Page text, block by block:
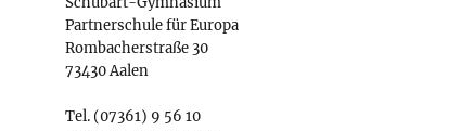
Partnerschule für Europa
Rombacherstraße 30
73430 Aalen
Tel. (07361) 9 56 10